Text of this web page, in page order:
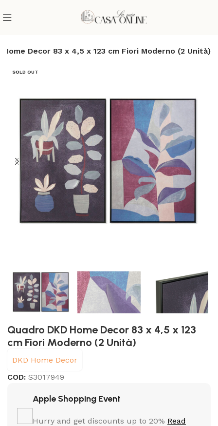
Home Decor 83 x 4,5 x 123 cm Fiori Moderno (2 Unità)
SOLD OUT
Quadro DKD Home Decor 83 x 4,5 x 123
cm Fiori Moderno (2 Unità)
DKD Home Decor
COD:S3017949
Apple Shopping Event
Hurry and get discounts up to 20% Read